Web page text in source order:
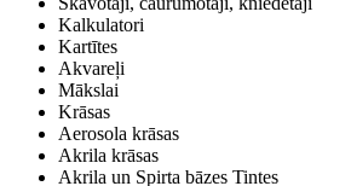
Kalkulatori
Kartītes
Akvareļi
Mākslai
Krāsas
Aerosola krāsas
Akrila krāsas
Akrila un Spirta bāzes Tintes